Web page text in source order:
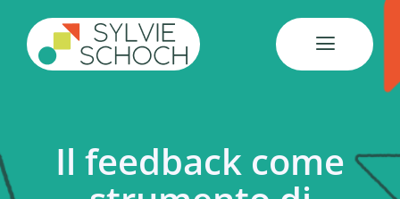
contenuto
Il feedback come